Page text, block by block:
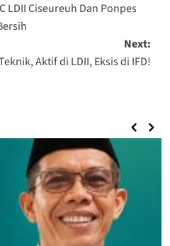
LDII Ciseureuh Dan Ponpes
Next:
Aktif di LDII, Eksis di IFD!